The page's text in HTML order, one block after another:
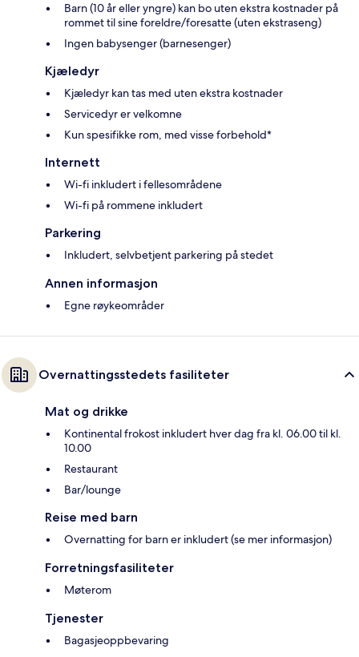
Barn (10 år eller yngre) kan bo uten ekstra kostnader på
rommet til sine foreldre/foresatte (uten ekstraseng)
Ingen babysenger (barnesenger)
Kjæledyr
Kjæledyr kan tas med uten ekstra kostnader
Servicedyr er velkomne
Kun spesifikke rom, med visse forbehold*
Internett
Wi-fi inkludert i fellesområdene
Wi-fi på rommene inkludert
Parkering
Inkludert, selvbetjent parkering på stedet
Annen informasjon
Egne røykeområder
Overnattingsstedets fasiliteter
Mat og drikke
Kontinental frokost inkludert hver dag fra kl. 06.00 til kl.
10.00
Restaurant
Bar/lounge
Reise med barn
Overnatting for barn er inkludert (se mer informasjon)
Forretningsfasiliteter
Møterom
Tjenester
Bagasjeoppbevaring